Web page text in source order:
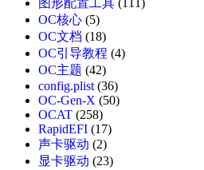
图形配置工具 (111)
OC核心 (5)
OC文档 (18)
OC引导教程 (4)
OC主题 (42)
config.plist(36)
OC-Gen-X (50)
OCAT (258)
RapidEFI (17)
声卡驱动 (2)
显卡驱动 (23)